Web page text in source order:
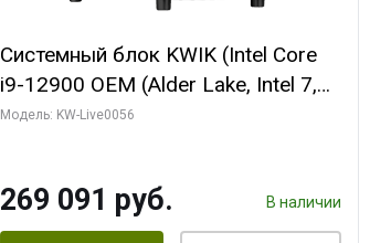
Системный блок KWIK (Intel Core
i9-12900 OEM (Alder Lake, Intel 7,
C16 8EC/8PC/T2/ 64 ГБ ОЗУ (2
ТБ SSD)
Модель: KW-Live0056
269 091 руб. В наличии